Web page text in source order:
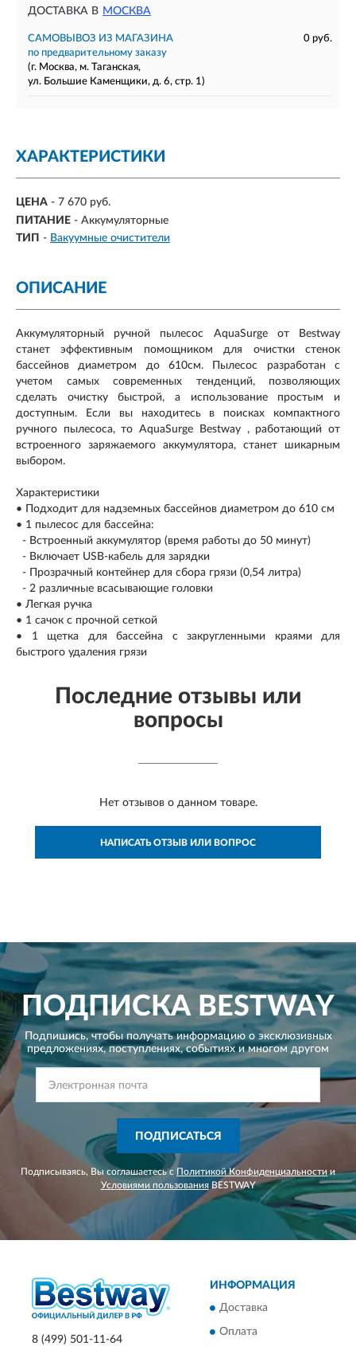
ДОСТАВКА В МОСКВА
САМОВЫВОЗ ИЗ МАГАЗИНА
0 руб.
по предварительному заказу
(г. Москва, м. Таганская,
ул. Большие Каменщики, д. 6, стр. 1)
ХАРАКТЕРИСТИКИ
ЦЕНА - 7 670 руб.
ПИТАНИЕ - Аккумуляторные
ТИП - Вакуумные очистители
ОПИСАНИЕ
Аккумуляторный ручной пылесос AquaSurge от Bestway
станет эффективным помощником для очистки стенок
бассейнов диаметром до 610см. Пылесос разработан с
учетом самых современных тенденций, позволяющих
сделать очистку быстрой, а использование простым и
доступным. Если вы находитесь в поисках компактного
ручного пылесоса, то AquaSurge Bestway , работающий от
встроенного заряжаемого аккумулятора, станет шикарным
выбором.
Характеристики
• Подходит для надземных бассейнов диаметром до 610 см
• 1 пылесос для бассейна:
- Встроенный аккумулятор (время работы до 50 минут)
- Включает USB-кабель для зарядки
- Прозрачный контейнер для сбора грязи (0,54 литра)
- 2 различные всасывающие головки
• Легкая ручка
• 1 сачок с прочной сеткой
• 1 щетка для бассейна с закругленными краями для
быстрого удаления грязи
Последние отзывы или
вопросы
Нет отзывов о данном товаре.
НАПИСАТЬ ОТЗЫВ ИЛИ ВОПРОС
ПОДПИСКАBESTWAY
Подпишись, чтобы получать информацию о эксклюзивных
предложениях,поступлениях, событиях и многом другом
ПОДПИСАТЬСЯ
Подписываясь, Вы соглашаетесь с Политикой Конфиденциальности и
Условиями пользованияBESTWAY
8 (499) 501-11-64
ИНФОРМАЦИЯ
Доставка
Оплата